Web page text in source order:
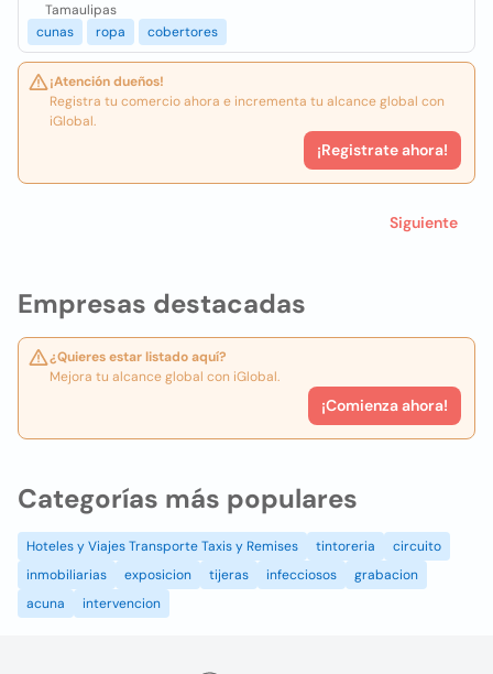
Empresas destacadas
¿Quieres estar listado aquí?
Mejora tu alcance global con iGlobal.
¡Comienza ahora!
Tamaulipas
cunas
ropa cobertores
¡Atención dueños!
Registra tu comercio ahora e incrementa tu alcance global con
iGlobal.
¡Registrate ahora!
Siguiente
Categorías más populares
Hoteles y Viajes Transporte Taxis y Remises tintoreria
circuito
inmobiliarias
exposicion tijeras infecciosos
grabacion
acuna
intervencion